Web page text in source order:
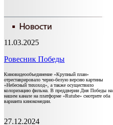
11.03.2025
Ровесник Победы
Киновидеообъединение «Крупный план»
отреставрировало черно-белую версию картины
«Небесный тихоход», а также осуществило
колоризацию фильма. В преддверии Дня Победы на
нашем канале на платформе «Rutube» смотрите оба
варианта кинокомедии.
27.12.2024